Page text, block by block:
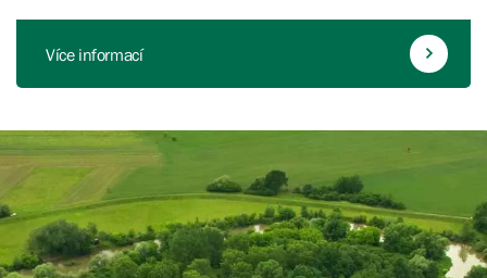
Více informací